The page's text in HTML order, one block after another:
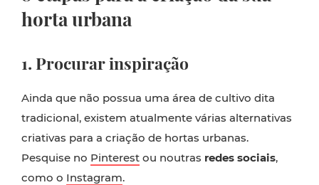
horta urbana
1. Procurar inspiração
Ainda que não possua uma área de cultivo dita
tradicional, existem atualmente várias alternativas
criativas para a criação de hortas urbanas.
Pesquise no Pinterest ou noutras redes sociais,
como o Instagram.